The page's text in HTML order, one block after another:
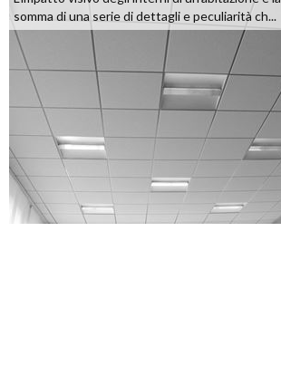
somma di una serie di dettagli e peculiarità ch...